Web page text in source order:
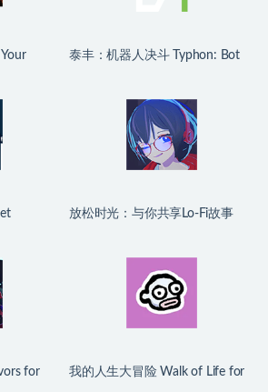
泰丰：机器人决斗 Typhon: Bot
放松时光：与你共享Lo-Fi故事
for
我的人生大冒险 Walk of Life for